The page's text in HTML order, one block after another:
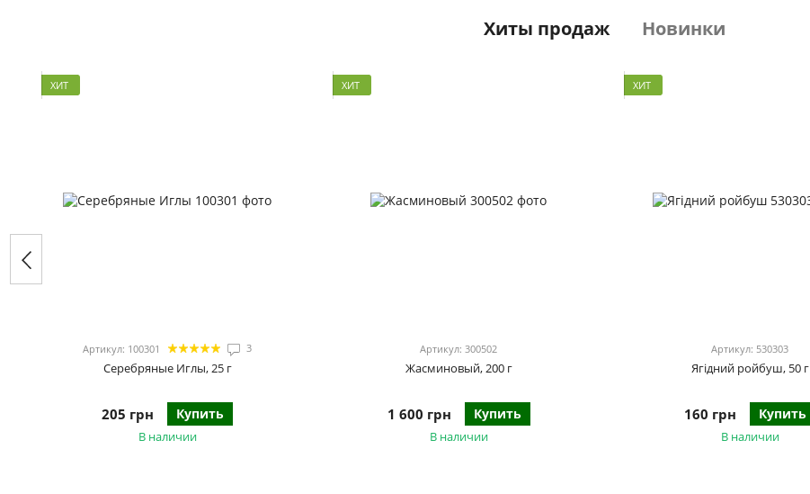
Хиты продаж Новинки
ХИТ
Артикул: 100301 3
Серебряные Иглы, 25 г
205 грн Купить
В наличии
ХИТ
Артикул: 300502
Жасминовый, 200 г
1 600 грн Купить
В наличии
ХИТ
Артикул: 530303
Ягідний ройбуш, 50 г
160 грн Купить
В наличии